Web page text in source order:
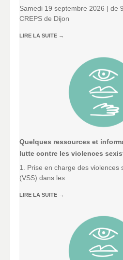
Samedi 19 septembre 2026 | de
CREPS de Dijon
LIRE LA SUITE →
Quelques ressources et
lutte contre les violences
1. Prise en charge des violences
(VSS) dans les
LIRE LA SUITE →